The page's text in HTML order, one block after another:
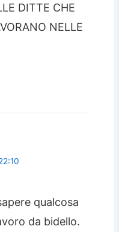
DITTE CHE
NELLE
qualcosa
da bidello.